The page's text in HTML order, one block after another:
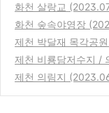
화천 살랑교
화천 숲속야영장
제천 박달재 목각공
제천 비룡담저수지 /
(0)
제천 의림지